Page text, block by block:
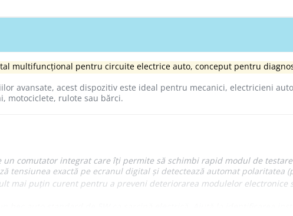
multifuncțional pentru circuite electrice auto, conceput pentru
avansate, acest dispozitiv este ideal pentru mecanici, electricieni
motociclete, rulote sau bărci.
comutator integrat care îți permite să schimbi rapid modul de
tensiunea exactă pe ecranul digital și detectează automat polaritatea
mai puțin curent pentru a preveni deteriorarea modulelor electronice